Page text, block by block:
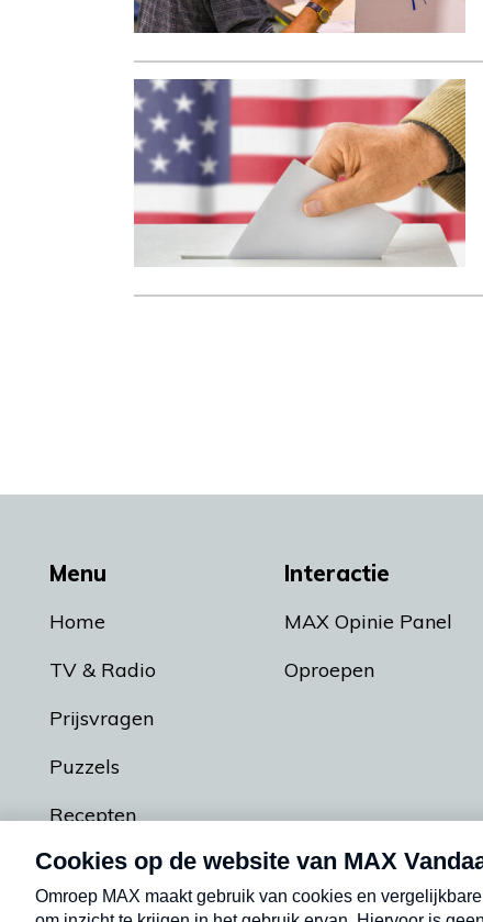
Menu
Home
TV & Radio
Prijsvragen
Puzzels
Recepten
Podcasts
Interactie
MAX Opinie Panel
Oproepen